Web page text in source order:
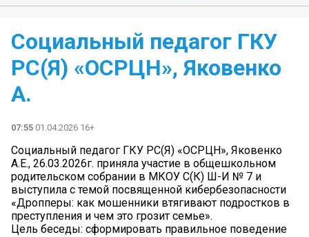
Социальный педагог ГКУ
РС(Я) «ОСРЦН», Яковенко
А.
07:55 01.04.2026 16+
Социальный педагог ГКУ РС(Я) «ОСРЦН», Яковенко
А.Е., 26.03.2026г. приняла участие в общешкольном
родительском собрании в МКОУ С(К) Ш-И № 7 и
выступила с темой посвященной кибербезопасности
«Дропперы: как мошенники втягивают подростков в
преступления и чем это грозит семье».
Цель беседы: сформировать правильное поведение